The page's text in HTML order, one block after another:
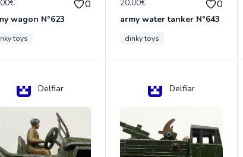
0
wagon N°623
toys
20.00€ 0
army water tanker N°643
dinky toys
Delfiar Delfiar